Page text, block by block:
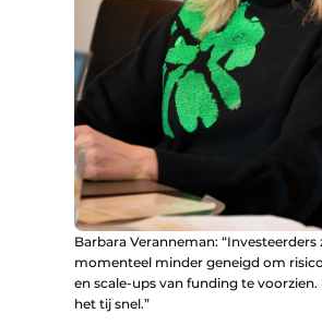
Barbara Veranneman: “Investeerders
momenteel minder geneigd om
en scale-ups van funding te
het tij snel.”